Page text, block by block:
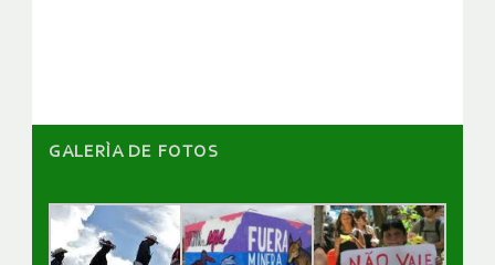
GALERÌA DE FOTOS